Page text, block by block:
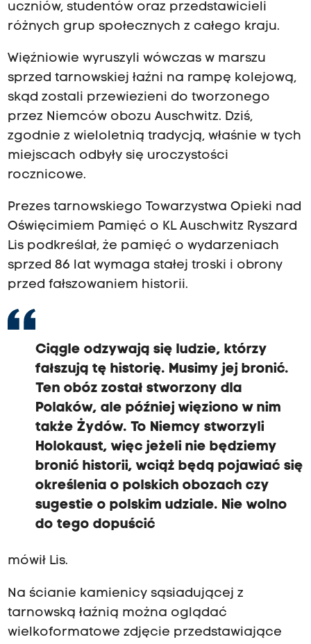
uczniów, studentów oraz przedstawicieli
różnych grup społecznych z całego kraju.
Więźniowie wyruszyli wówczas w marszu
sprzed tarnowskiej łaźni na rampę kolejową,
skąd zostali przewiezieni do tworzonego
przez Niemców obozu Auschwitz. Dziś,
zgodnie z wieloletnią tradycją, właśnie w tych
miejscach odbyły się uroczystości
rocznicowe.
Prezes tarnowskiego Towarzystwa Opieki nad
Oświęcimiem Pamięć o KL Auschwitz Ryszard
Lis podkreślał, że pamięć o wydarzeniach
sprzed 86 lat wymaga stałej troski i obrony
przed fałszowaniem historii.
Ciągle odzywają się ludzie, którzy
fałszują tę historię. Musimy jej bronić.
Ten obóz został stworzony dla
Polaków, ale później więziono w nim
także Żydów. To Niemcy stworzyli
Holokaust, więc jeżeli nie będziemy
bronić historii, wciąż będą pojawiać się
określenia o polskich obozach czy
sugestie o polskim udziale. Nie wolno
do tego dopuścić
mówił Lis.
Na ścianie kamienicy sąsiadującej z
tarnowską łaźnią można oglądać
wielkoformatowe zdjęcie przedstawiające